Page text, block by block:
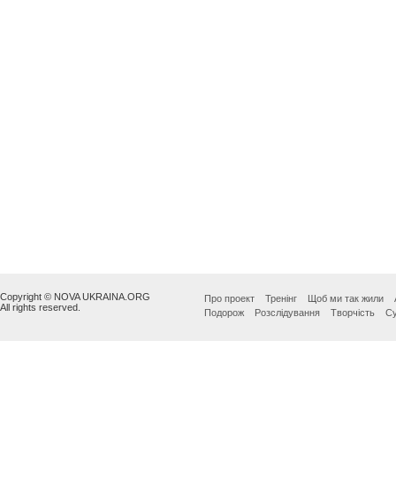
Copyright © NOVA UKRAINA.ORG
All rights reserved.
Про проект Тренінг Щоб ми так жили
Подорож
Розслідування Творчість